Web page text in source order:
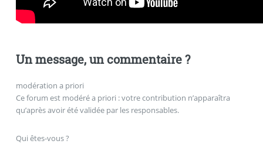
Un message, un commentaire ?
modération a priori
Ce forum est modéré a priori : votre contribution n’apparaîtra
qu’après avoir été validée par les responsables.
Qui êtes-vous ?